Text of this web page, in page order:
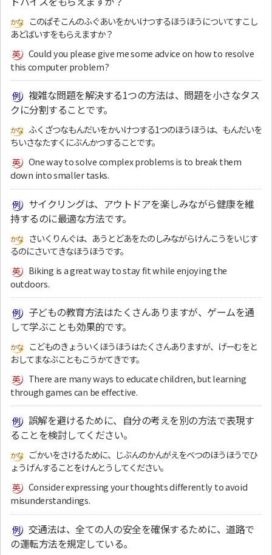
このぱそこんのふぐあいをかいけつするほうほうについてすこし
あどばいすをもらえますか？
Could you please give me some advice on how to resolve
this computer problem?
複雑な問題を解決する1つの方法は、問題を小さなタス
クに分割することです。
ふくざつなもんだいをかいけつする1つのほうほうは、もんだいを
ちいさなたすくにぶんかつすることです。
One way to solve complex problems is to break them
down into smaller tasks.
サイクリングは、アウトドアを楽しみながら健康を維
持するのに最適な方法です。
さいくりんぐは、あうとどあをたのしみながらけんこうをいじす
るのにさいてきなほうほうです。
Biking is a great way to stay fit while enjoying the
outdoors.
子どもの教育方法はたくさんありますが、ゲームを通
して学ぶことも効果的です。
こどものきょういくほうほうはたくさんありますが、げーむをと
おしてまなぶこともこうかてきです。
There are many ways to educate children, but learning
through games can be effective.
誤解を避けるために、自分の考えを別の方法で表現す
ることを検討してください。
ごかいをさけるために、じぶんのかんがえをべつのほうほうでひ
ょうげんすることをけんとうしてください。
Consider expressing your thoughts differently to avoid
misunderstandings.
交通法は、全ての人の安全を確保するために、道路で
の運転方法を規定している。